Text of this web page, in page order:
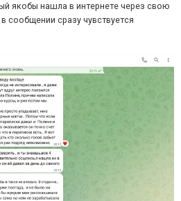
якобы нашла в интернете через свою
сообщении сразу чувствуется